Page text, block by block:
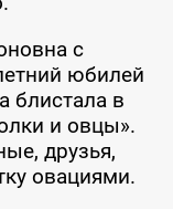
с
юбилей
блистала в
и овцы».
друзья,
овациями.